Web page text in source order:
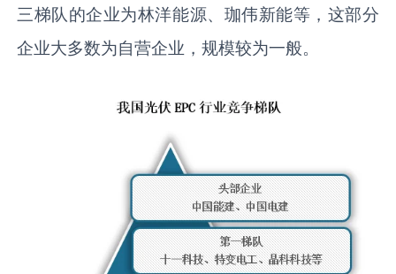
三梯队的企业为林洋能源、珈伟新能等，这部分
企业大多数为自营企业，规模较为一般。